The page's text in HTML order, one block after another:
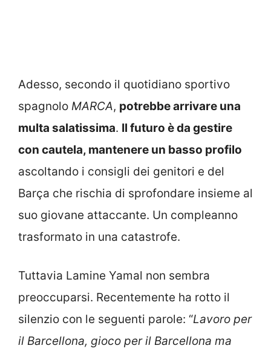
Adesso, secondo il quotidiano sportivo
spagnolo MARCA, potrebbe arrivare una
multa salatissima. Il futuro è da gestire
con cautela, mantenere un basso profilo
ascoltando i consigli dei genitori e del
Barça che rischia di sprofondare insieme al
suo giovane attaccante. Un compleanno
trasformato in una catastrofe.
Tuttavia Lamine Yamal non sembra
preoccuparsi. Recentemente ha rotto il
silenzio con le seguenti parole: “Lavoro per
il Barcellona, gioco per il Barcellona ma